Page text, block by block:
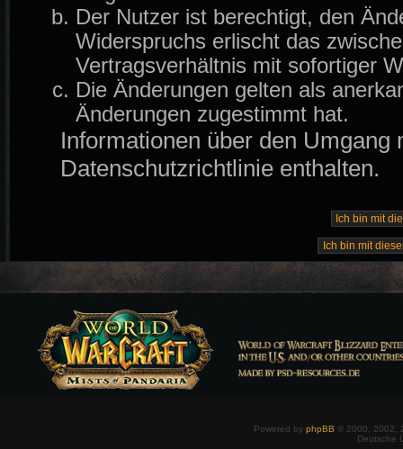
Der Nutzer ist berechtigt, den
Widerspruchs erlischt das
Vertragsverhältnis mit sofortiger
Die Änderungen gelten als
Änderungen zugestimmt hat.
Informationen über den
Datenschutzrichtlinie enthalten.
Powered by phpBB © 2000, 2002,
Deutsche